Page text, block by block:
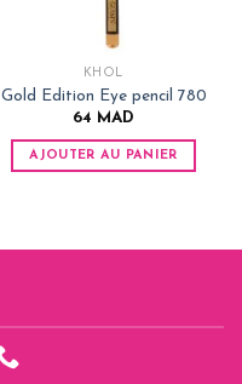
KHÔL
Gold Edition Eye pencil 780
64 MAD
AJOUTER AU PANIER